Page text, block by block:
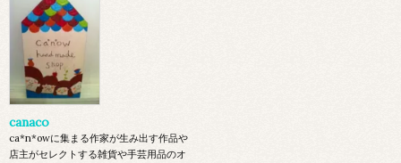
canaco
ca*n*owに集まる作家が生み出す作品や
店主がセレクトする雑貨や手芸用品のオ